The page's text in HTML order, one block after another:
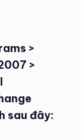
>
>
sau đây: